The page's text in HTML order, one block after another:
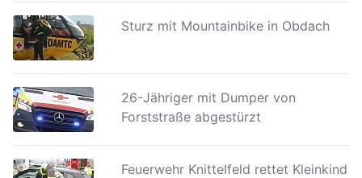
Sturz mit Mountainbike in Obdach
26-Jähriger mit Dumper von
Forststraße abgestürzt
Feuerwehr Knittelfeld rettet Kleinkind